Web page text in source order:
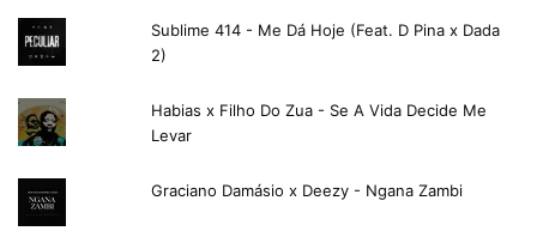
Sublime 414 - Me Dá Hoje (Feat. D Pina x Dada
2)
Habias x Filho Do Zua - Se A Vida Decide Me
Levar
Graciano Damásio x Deezy - Ngana Zambi